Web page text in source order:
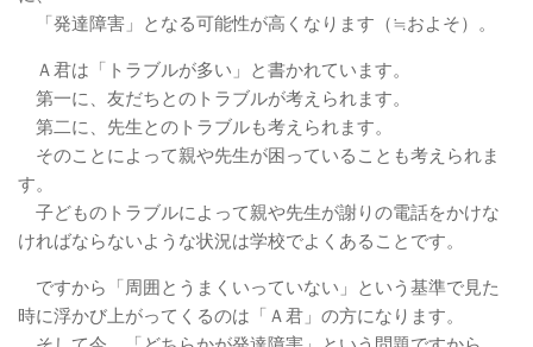
「発達障害」となる可能性が高くなります（≒およそ）。
Ａ君は「トラブルが多い」と書かれています。
第一に、友だちとのトラブルが考えられます。
第二に、先生とのトラブルも考えられます。
そのことによって親や先生が困っていることも考えられま
す。
子どものトラブルによって親や先生が謝りの電話をかけな
ければならないような状況は学校でよくあることです。
ですから「周囲とうまくいっていない」という基準で見た
時に浮かび上がってくるのは「Ａ君」の方になります。